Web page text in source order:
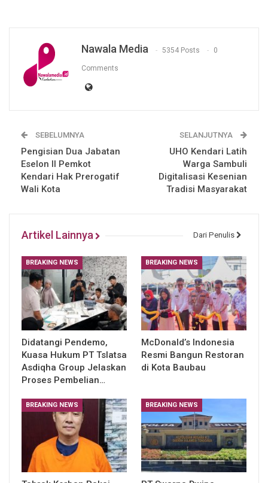
Nawala Media 5354 Posts 0
Comments
SEBELUMNYA
Pengisian Dua Jabatan
Eselon II Pemkot
Kendari Hak Prerogatif
Wali Kota
SELANJUTNYA
UHO Kendari Latih
Warga Sambuli
Digitalisasi Kesenian
Tradisi Masyarakat
Artikel Lainnya Dari Penulis
BREAKING NEWS
Didatangi Pendemo,
Kuasa Hukum PT Tslatsa
Asdiqha Group Jelaskan
Proses Pembelian…
BREAKING NEWS
McDonald’s Indonesia
Resmi Bangun Restoran
di Kota Baubau
BREAKING NEWS BREAKING NEWS